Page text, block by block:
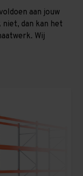
aan jouw
niet, dan kan het
Wij